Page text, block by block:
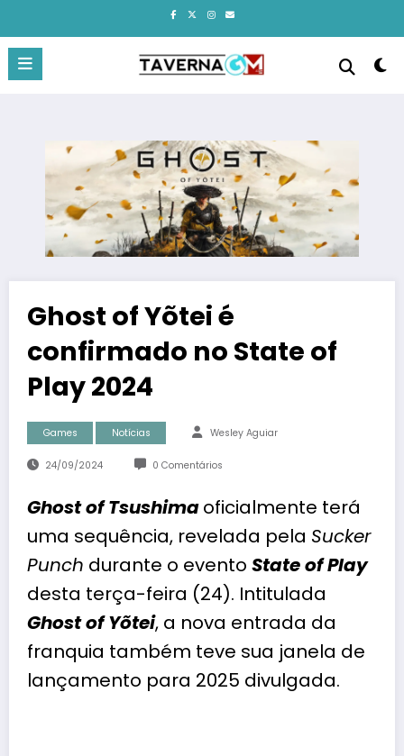
o
conteúdo
Ghost of Yõtei é
confirmado no State of
Play 2024
Games Notícias Wesley Aguiar
24/09/2024 0 Comentários
Ghost of Tsushimaoficialmente terá
uma sequência, revelada pela Sucker
Punch durante o evento State of Play
desta terça-feira (24). Intitulada
Ghost of Yõtei, a nova entrada da
franquia também teve sua janela de
lançamento para 2025 divulgada.